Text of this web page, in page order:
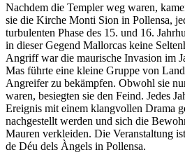
Nachdem die Templer weg waren,
sie die Kirche Monti Sion in Pollensa,
turbulenten Phase des 15. und 16.
in dieser Gegend Mallorcas keine
Angriff war die maurische Invasion im
Mas führte eine kleine Gruppe von
Angreifer zu bekämpfen. Obwohl sie
waren, besiegten sie den Feind. Jedes
Ereignis mit einem klangvollen Drama
nachgestellt werden und sich die
Mauren verkleiden. Die Veranstaltung
de Déu dels Àngels in Pollensa.